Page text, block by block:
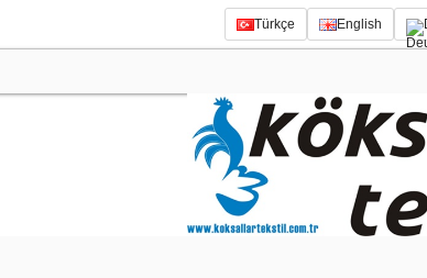
Türkçe English